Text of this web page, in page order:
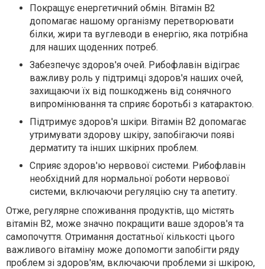
Покращує енергетичний обмін. Вітамін В2
допомагає нашому організму перетворювати
білки, жири та вуглеводи в енергію, яка потрібна
для наших щоденних потреб.
Забезпечує здоров'я очей. Рибофлавін відіграє
важливу роль у підтримці здоров'я наших очей,
захищаючи їх від пошкоджень від сонячного
випромінювання та сприяє боротьбі з катарактою.
Підтримує здоров'я шкіри. Вітамін В2 допомагає
утримувати здорову шкіру, запобігаючи появі
дерматиту та інших шкірних проблем.
Сприяє здоров'ю нервової системи. Рибофлавін
необхідний для нормальної роботи нервової
системи, включаючи регуляцію сну та апетиту.
Отже, регулярне споживання продуктів, що містять
вітамін В2, може значно покращити ваше здоров'я та
самопочуття. Отримання достатньої кількості цього
важливого вітаміну може допомогти запобігти ряду
проблем зі здоров'ям, включаючи проблеми зі шкірою,